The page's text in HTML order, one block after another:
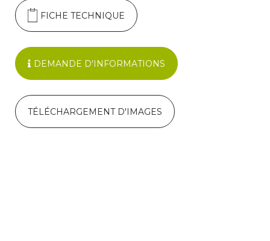
FICHE TECHNIQUE
DEMANDE D'INFORMATIONS
TÉLÉCHARGEMENT D'IMAGES